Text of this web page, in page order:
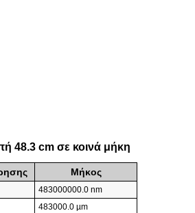
48.3 cm σε κοινά μήκη
Μήκος
483000000.0 nm
483000.0 µm